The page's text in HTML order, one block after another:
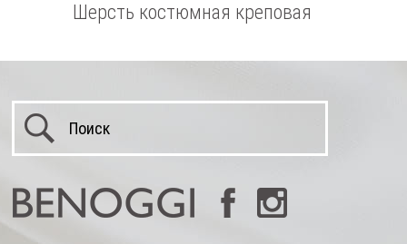
Шерсть костюмная креповая